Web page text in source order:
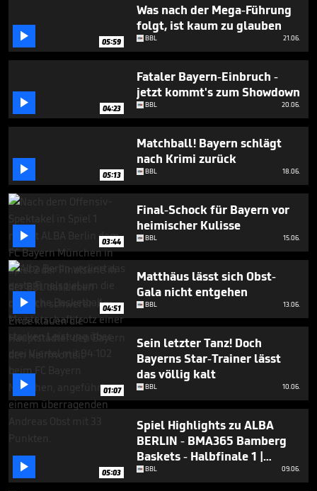
seconds
 05:59
Was nach der Mega-Führung
folgt, ist kaum zu glauben
BBL 21.06.
 04:23
Fataler Bayern-Einbruch -
jetzt kommt's zum Showdown
BBL 20.06.
 05:13
Matchball! Bayern schlägt
nach Krimi zurück
BBL 18.06.
 03:44
Final-Schock für Bayern vor
heimischer Kulisse
BBL 15.06.
 04:51
Matthäus lässt sich Obst-
Gala nicht entgehen
BBL 13.06.
 01:07
Sein letzter Tanz! Doch
Bayerns Star-Trainer lässt
das völlig kalt
BBL 10.06.
 05:03
Spiel Highlights zu ALBA
BERLIN - BMA365 Bamberg
Baskets - Halbfinale 1 |
Playoffs – Halbfinale Spiel 5
BBL 09.06.